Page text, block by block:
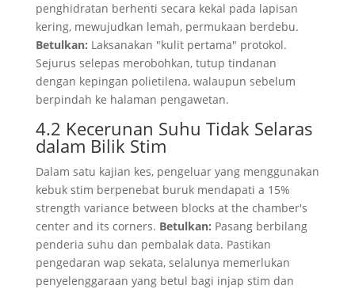
penghidratan berhenti secara kekal pada lapisan
kering, mewujudkan lemah, permukaan berdebu.
Betulkan: Laksanakan "kulit pertama" protokol.
Sejurus selepas merobohkan, tutup tindanan
dengan kepingan polietilena, walaupun sebelum
berpindah ke halaman pengawetan.
4.2 Kecerunan Suhu Tidak Selaras
dalam Bilik Stim
Dalam satu kajian kes, pengeluar yang menggunakan
kebuk stim berpenebat buruk mendapati a 15%
strength variance between blocks at the chamber's
center and its corners. Betulkan: Pasang berbilang
penderia suhu dan pembalak data. Pastikan
pengedaran wap sekata, selalunya memerlukan
penyelenggaraan yang betul bagi injap stim dan